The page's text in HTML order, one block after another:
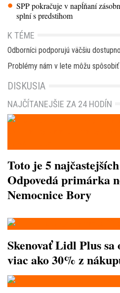
SPP pokračuje v napĺňaní
splní s predstihom
K TÉME
Odborníci podporujú väčšiu
Problémy nám v lete môžu
DISKUSIA
NAJČÍTANEJŠIE ZA 24 HODÍN
Toto je 5
Odpovedá primárka
Nemocnice Bory
Skenovať Lidl Plus
viac ako 30% z